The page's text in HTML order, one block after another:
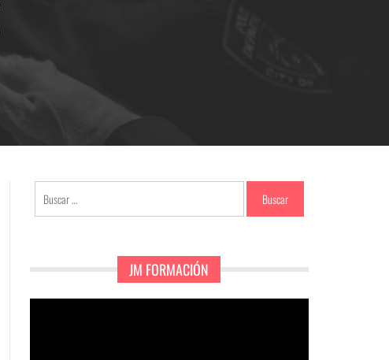
Buscar:
JM FORMACIÓN